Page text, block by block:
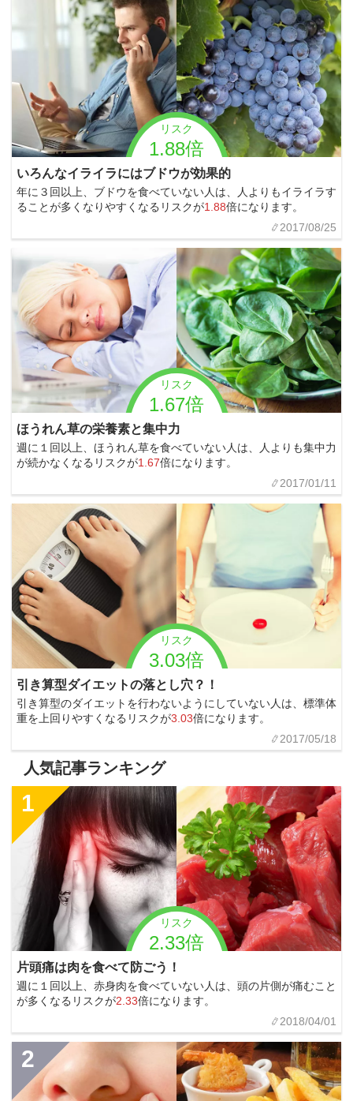
リスク
1.88倍
いろんなイライラにはブドウが効果的
年に３回以上、ブドウを食べていない人は、人よりもイライラす
ることが多くなりやすくなるリスクが1.88倍になります。
2017/08/25
リスク
1.67倍
ほうれん草の栄養素と集中力
週に１回以上、ほうれん草を食べていない人は、人よりも集中力
が続かなくなるリスクが1.67倍になります。
2017/01/11
リスク
3.03倍
引き算型ダイエットの落とし穴？！
引き算型のダイエットを行わないようにしていない人は、標準体
重を上回りやすくなるリスクが3.03倍になります。
2017/05/18
人気記事ランキング
リスク
2.33倍
1
片頭痛は肉を食べて防ごう！
週に１回以上、赤身肉を食べていない人は、頭の片側が痛むこと
が多くなるリスクが2.33倍になります。
2018/04/01
2